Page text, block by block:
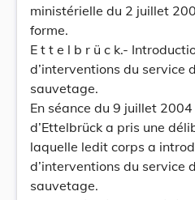
ministérielle du 2 juillet
forme.
E t t e l b r ü c k.-
d’interventions du service
sauvetage.
En séance du 9 juillet
d’Ettelbrück a pris une
laquelle ledit corps a
d’interventions du service
sauvetage.